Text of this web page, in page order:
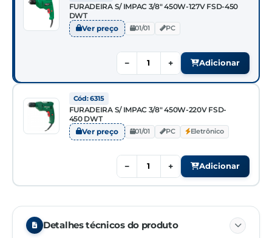
FURADEIRA S/ IMPAC 3/8" 450W-127V FSD-450
DWT
Ver preço 01/01 PC
− + Adicionar
Cód: 6315
FURADEIRA S/ IMPAC 3/8" 450W-220V FSD-
450 DWT
Ver preço 01/01 PC Eletrônico
− + Adicionar
Detalhes técnicos do produto